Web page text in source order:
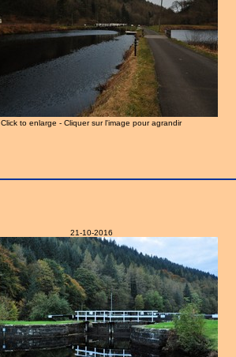
Click to enlarge - Cliquer sur l'image pour agrandir
21-10-2016